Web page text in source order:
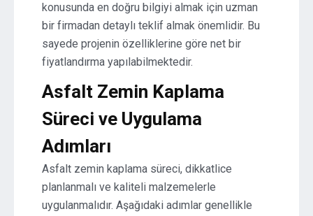
konusunda en doğru bilgiyi almak için uzman
bir firmadan detaylı teklif almak önemlidir. Bu
sayede projenin özelliklerine göre net bir
fiyatlandırma yapılabilmektedir.
Asfalt Zemin Kaplama
Süreci ve Uygulama
Adımları
Asfalt zemin kaplama süreci, dikkatlice
planlanmalı ve kaliteli malzemelerle
uygulanmalıdır. Aşağıdaki adımlar genellikle